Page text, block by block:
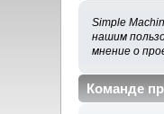
Simple
нашим
мнение о
Команде